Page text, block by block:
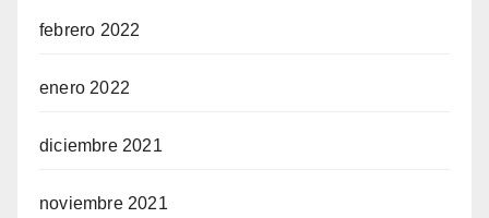
febrero 2022
enero 2022
diciembre 2021
noviembre 2021